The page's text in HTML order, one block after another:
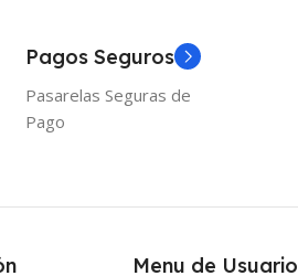
Pagos Seguros
Pasarelas Seguras de
Pago
Menu de Usuario